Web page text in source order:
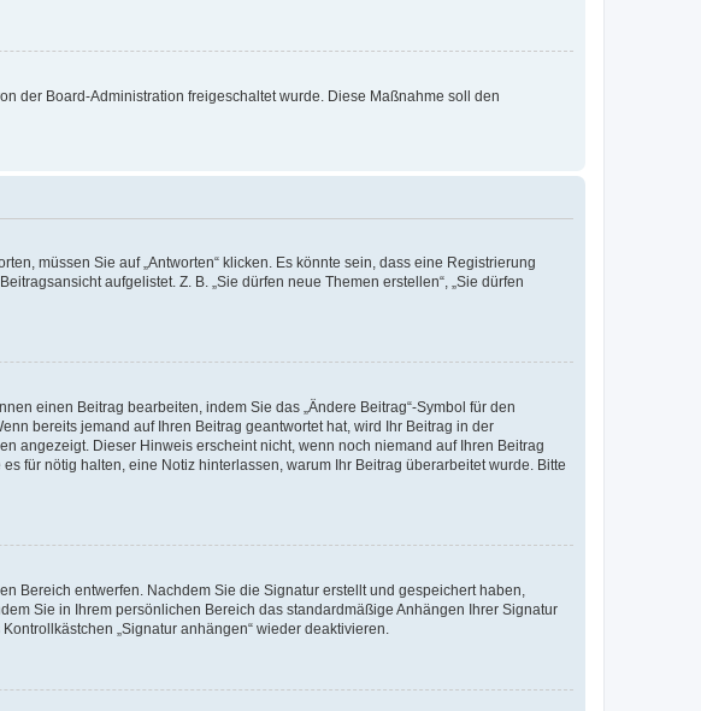
der Board-Administration freigeschaltet wurde. Diese Maßnahme soll den
müssen Sie auf „Antworten“ klicken. Es könnte sein, dass eine Registrierung
aufgelistet. Z. B. „Sie dürfen neue Themen erstellen“, „Sie dürfen
einen Beitrag bearbeiten, indem Sie das „Ändere Beitrag“-Symbol für den
bereits jemand auf Ihren Beitrag geantwortet hat, wird Ihr Beitrag in der
angezeigt. Dieser Hinweis erscheint nicht, wenn noch niemand auf Ihren Beitrag
für nötig halten, eine Notiz hinterlassen, warum Ihr Beitrag überarbeitet wurde. Bitte
Bereich entwerfen. Nachdem Sie die Signatur erstellt und gespeichert haben,
Sie in Ihrem persönlichen Bereich das standardmäßige Anhängen Ihrer Signatur
„Signatur anhängen“ wieder deaktivieren.